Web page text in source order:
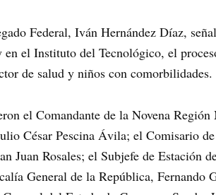
Federal, Iván Hernández Díaz,
el Instituto del Tecnológico, el
de salud y niños con comorbilidades.
el Comandante de la Novena
César Pescina Ávila; el Comisario
Juan Rosales; el Subjefe de
General de la República, Fernando